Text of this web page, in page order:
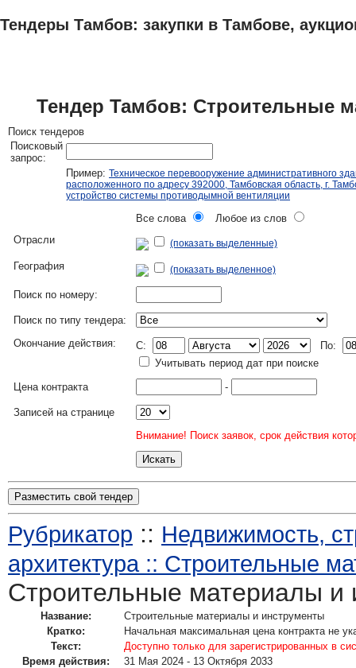
Тендеры Тамбов: закупки в Тамбове,
Тендер Тамбов: Строительные
Поиск тендеров
Поисковый
запрос:
Пример: Техническое перевооружение административного
расположенного по адресу 392000, Тамбовская область, г.
устройство системы противодымной вентиляции
Все слова
Любое из слов
Отрасли
(показать выделенные)
География (показать выделенное)
Поиск по номеру:
Поиск по типу тендера:
Окончание действия:
C:
По:
Учитывать период дат при поиске
Цена контракта
-
Записей на странице
Внимание! Поиск заявок, срок действия
Разместить свой тендер
Рубрикатор :: Недвижимость,
архитектура :: Строительные
Строительные материалы и
Название:
Строительные материалы и инструменты
Кратко:
Начальная максимальная цена контракта не
Текст:
Доступно только для зарегистрированных в
Время действия:
31 Мая 2024 - 13 Октября 2033